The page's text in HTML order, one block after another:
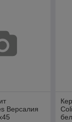
Версалия